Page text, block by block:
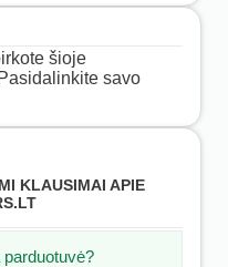
šioje
savo
KLAUSIMAI APIE